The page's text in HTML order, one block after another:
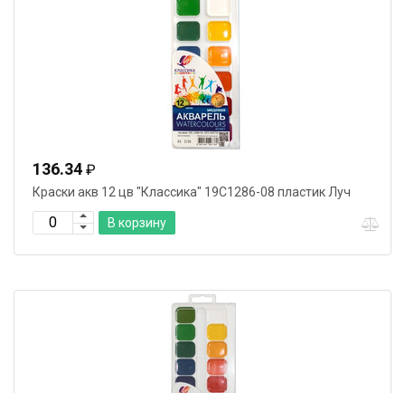
136.34 ₽
Краски акв 12 цв "Классика" 19С1286-08 пластик Луч
В корзину